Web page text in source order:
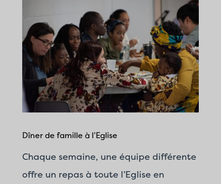
Dîner de famille à l’Eglise
Chaque semaine, une équipe différente
offre un repas à toute l’Eglise en